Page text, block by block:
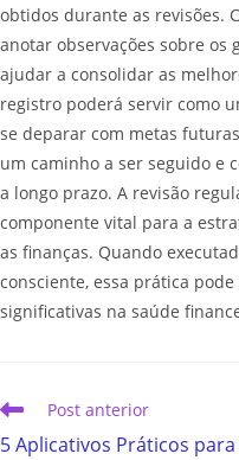
obtidos durante as revisões.
anotar observações sobre os
ajudar a consolidar as
registro poderá servir como
se deparar com metas
um caminho a ser seguido e
a longo prazo. A revisão
componente vital para a
as finanças. Quando
consciente, essa prática
significativas na saúde
Post anterior
5 Aplicativos Práticos